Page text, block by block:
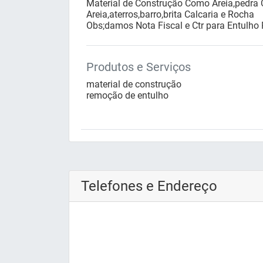
Material de Construção Como Areia,pedra
Areia,aterros,barro,brita Calcaria e Rocha
Obs;damos Nota Fiscal e Ctr para Entulho
Produtos e Serviços
material de construção
remoção de entulho
Telefones e Endereço